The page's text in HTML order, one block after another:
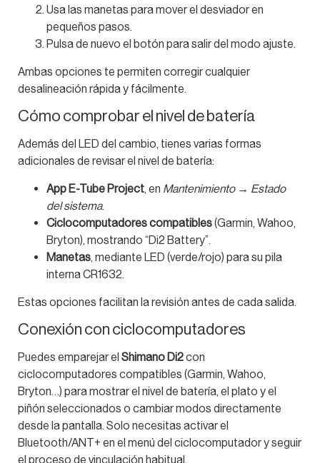
Usa las manetas para mover el desviador en
pequeños pasos.
Pulsa de nuevo el botón para salir del modo ajuste.
Ambas opciones te permiten corregir cualquier
desalineación rápida y fácilmente.
Cómo comprobar el nivel de batería
Además del LED del cambio, tienes varias formas
adicionales de revisar el nivel de batería:
App E-Tube Project, en Mantenimiento → Estado
del sistema.
Ciclocomputadores compatibles(Garmin, Wahoo,
Bryton), mostrando “Di2 Battery”.
Manetas, mediante LED (verde/rojo) para su pila
interna CR1632.
Estas opciones facilitan la revisión antes de cada salida.
Conexión con ciclocomputadores
Puedes emparejar el Shimano Di2con
ciclocomputadores compatibles (Garmin, Wahoo,
Bryton…) para mostrar el nivel de batería, el plato y el
piñón seleccionados o cambiar modos directamente
desde la pantalla. Solo necesitas activar el
Bluetooth/ANT+ en el menú del ciclocomputador y seguir
el proceso de vinculación habitual.